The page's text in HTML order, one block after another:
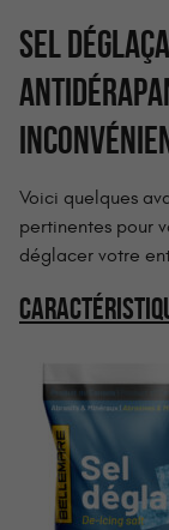
SEL
Voici quelques
pertinentes pour
déglacer votre